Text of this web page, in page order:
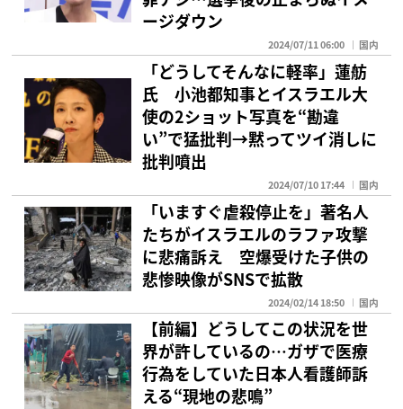
ージダウン
2024/07/11 06:00 国内
「どうしてそんなに軽率」蓮舫
氏 小池都知事とイスラエル大
使の2ショット写真を“勘違
い”で猛批判→黙ってツイ消しに
批判噴出
2024/07/10 17:44 国内
「いますぐ虐殺停止を」著名人
たちがイスラエルのラファ攻撃
に悲痛訴え 空爆受けた子供の
悲惨映像がSNSで拡散
2024/02/14 18:50 国内
【前編】どうしてこの状況を世
界が許しているの…ガザで医療
行為をしていた日本人看護師訴
える“現地の悲鳴”